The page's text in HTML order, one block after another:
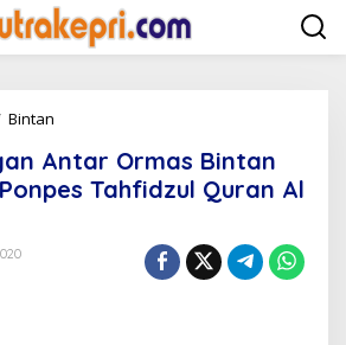
Bintan
r
o
G
Antar Ormas Bintan
Tahfidzul Quran Al